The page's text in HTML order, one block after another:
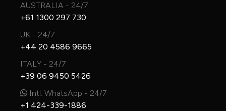
AUSTRALIA - 24/7
+61 1300 297 730
UK - 24/7
+44 20 4586 9665
ITALY - 24/7
+39 06 9450 5426
Intl. WhatsApp - 24/7
+1 424-339-1886